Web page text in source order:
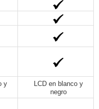
y
LCD en blanco y
negro